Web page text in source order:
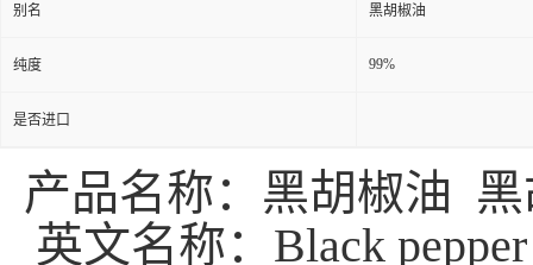
别名 黑胡椒油
纯度 99%
是否进口
产品名称：黑胡椒油
英文名称：Black